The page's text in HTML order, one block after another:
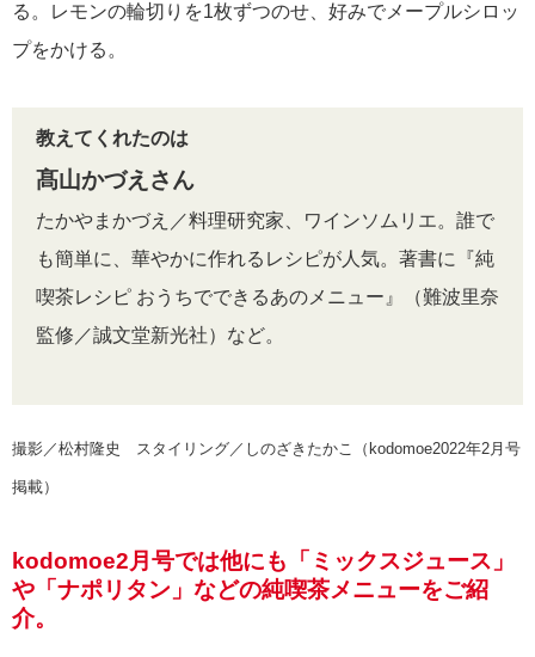
る。レモンの輪切りを1枚ずつのせ、好みでメープルシロッ
プをかける。
教えてくれたのは
髙山かづえさん
たかやまかづえ／料理研究家、ワインソムリエ。誰で
も簡単に、華やかに作れるレシピが人気。著書に『純
喫茶レシピ おうちでできるあのメニュー』（難波里奈
監修／誠文堂新光社）など。
撮影／松村隆史 スタイリング／しのざきたかこ（kodomoe2022年2月号
掲載）
kodomoe2月号では他にも「ミックスジュース」
や「ナポリタン」などの純喫茶メニューをご紹
介。